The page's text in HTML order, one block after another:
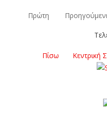
Πρώτη
Πίσω Κεντρική